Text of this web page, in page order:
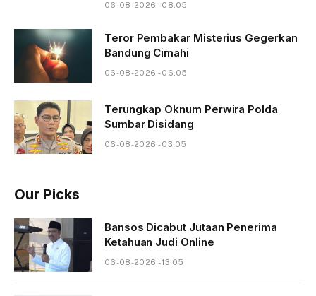
06-08-2026 - 08.05
Teror Pembakar Misterius Gegerkan
Bandung Cimahi
06-08-2026 - 06.05
Terungkap Oknum Perwira Polda
Sumbar Disidang
06-08-2026 - 03.05
Our Picks
Bansos Dicabut Jutaan Penerima
Ketahuan Judi Online
06-08-2026 - 13.05